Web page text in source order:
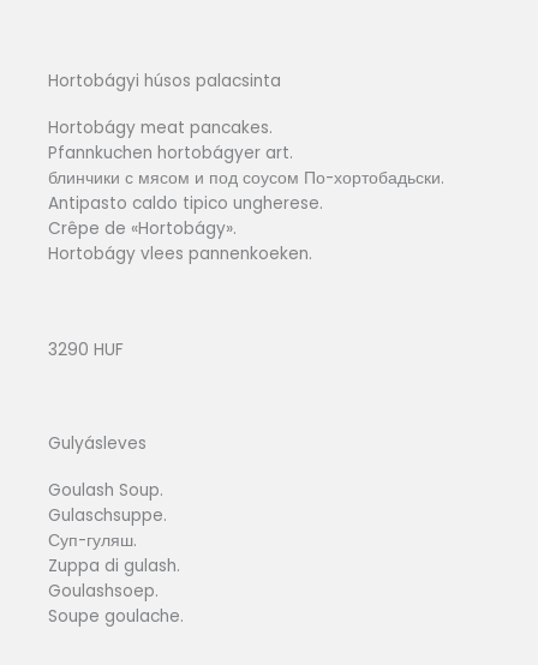
Hortobágyi húsos palacsinta
Hortobágy meat pancakes.
Pfannkuchen hortobágyer art.
блинчики с мясом и под соусом По-хортобадьски.
Antipasto caldo tipico ungherese.
Crêpe de «Hortobágy».
Hortobágy vlees pannenkoeken.
3290 HUF
Gulyásleves
Goulash Soup.
Gulaschsuppe.
Суп-гуляш.
Zuppa di gulash.
Goulashsoep.
Soupe goulache.